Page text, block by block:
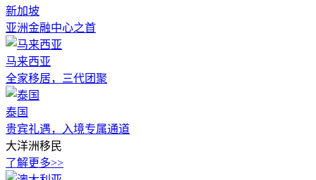
新加坡
亚洲金融中心之首
马来西亚
全家移居，三代团聚
泰国
贵宾礼遇，入境专属通道
大洋洲移民
了解更多>>